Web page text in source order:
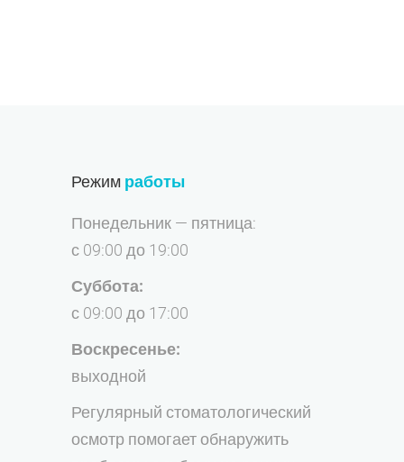
Режим работы
Понедельник — пятница:
с 09:00 до 19:00
Суббота:
с 09:00 до 17:00
Воскресенье:
выходной
Регулярный стоматологический
осмотр помогает обнаружить